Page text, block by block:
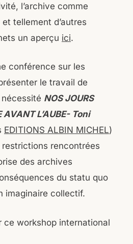
l’archive comme
tellement d’autres
un aperçu ici.
conférence sur les
le travail de
nécessité NOS JOURS
AVANT L’AUBE- Toni
EDITIONS ALBIN MICHEL)
restrictions rencontrées
des archives
du statu quo
imaginaire collectif.
ce workshop international